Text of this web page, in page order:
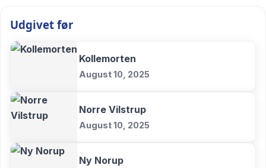
Udgivet før
Kollemorten
August 10, 2025
Norre Vilstrup
August 10, 2025
Ny Norup